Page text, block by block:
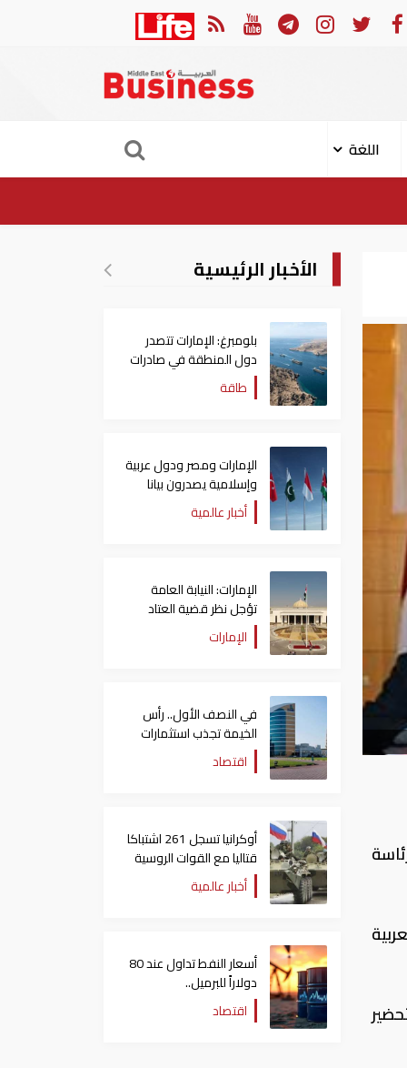
الإمارات: النيابة العامة تؤجل نظر قضية العتاد العسكري
اللغة
غدا الأربعاًء للتحضير
الأخبار الرئيسية
بلومبرغ: الإمارات تتصدر
دول المنطقة في صادرات
النفط عبر مضيق هرمز
طاقة
الإمارات ومصر ودول عربية
وإسلامية يصدرون بيانا
مشتركا بشأن الانتهاكات
الإسرائيلية في غزة
أخبار عالمية
الإمارات: النيابة العامة
تؤجل نظر قضية العتاد
العسكري للسودان
الإمارات
في النصف الأول.. رأس
الخيمة تجذب استثمارات
تتجاوز 771 مليون درهماقتصاد
أوكرانيا تسجل 261 اشتباكا
قتاليا مع القوات الروسية
أخبار عالمية
أسعار النفط تداول عند 80
دولاراً للبرميل..
وتراجع الأسهم الأمريكية
اقتصاد